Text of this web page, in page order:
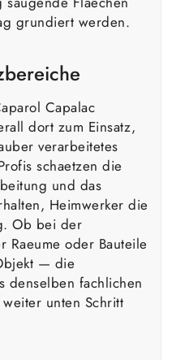
grundiert werden.
Capalac
dort zum Einsatz,
verarbeitetes
schaetzen die
und das
Heimwerker die
Ob bei der
Raeume oder Bauteile
— die
denselben fachlichen
unten Schritt